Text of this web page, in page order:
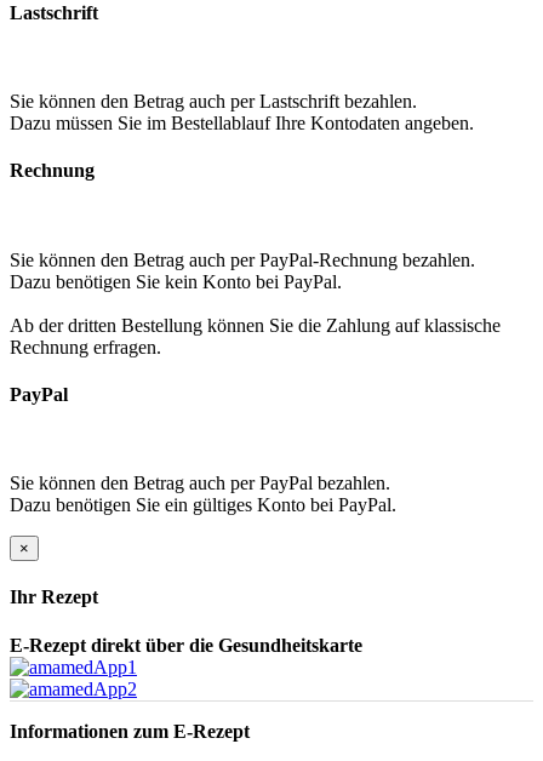
Lastschrift
Sie können den Betrag auch per Lastschrift bezahlen.
Dazu müssen Sie im Bestellablauf Ihre Kontodaten angeben.
Rechnung
Sie können den Betrag auch per PayPal-Rechnung bezahlen.
Dazu benötigen Sie kein Konto bei PayPal.
Ab der dritten Bestellung können Sie die Zahlung auf klassische
Rechnung erfragen.
PayPal
Sie können den Betrag auch per PayPal bezahlen.
Dazu benötigen Sie ein gültiges Konto bei PayPal.
×
Ihr Rezept
E-Rezept direkt über die Gesundheitskarte
Informationen zum E-Rezept